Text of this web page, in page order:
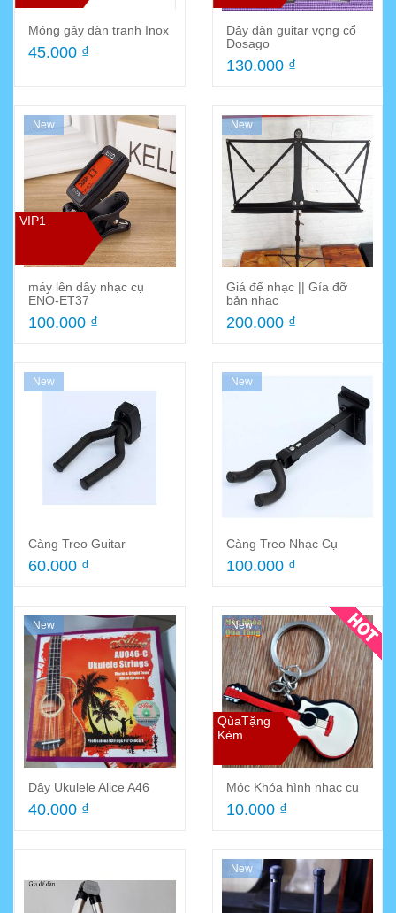
Móng gảy đàn tranh Inox
45.000 ₫
Dây đàn guitar vọng cổ
Dosago
130.000 ₫
VIP1
New
máy lên dây nhạc cụ
ENO-ET37
100.000 ₫
New
Giá để nhạc || Gía đỡ
bản nhạc
200.000 ₫
New
Càng Treo Guitar
60.000 ₫
New
Càng Treo Nhạc Cụ
100.000 ₫
New
Dây Ukulele Alice A46
40.000 ₫
QùaTặng
Kèm
New
Móc Khóa hình nhạc cụ
10.000 ₫
New